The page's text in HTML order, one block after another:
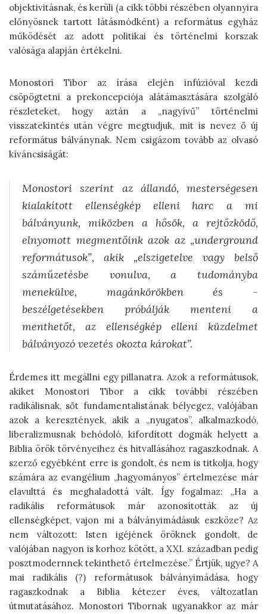
objektivitásnak, és kerüli (a cikk többi részében olyannyira
előnyösnek tartott látásmódként) a református egyház
működését az adott politikai és történelmi korszak
valósága alapján értékelni.
Monostori Tibor az írása elején infúzióval kezdi
csöpögtetni a prekoncepciója alátámasztására szolgáló
részleteket, hogy aztán a „nagyívű” történelmi
visszatekintés után végre megtudjuk, mit is nevez ő új
református bálványnak. Nem csigázom tovább az olvasó
kíváncsiságát:
Monostori szerint az állandó, mesterségesen
kialakított ellenségkép elleni harc a mi
bálványunk, miközben a hősök, a rejtőzködő,
elnyomott megmentőink azok az „underground
reformátusok”, akik „elszigetelve vagy belső
száműzetésbe vonulva, a tudományba
menekülve, magánkörökben és -
beszélgetésekben próbálják menteni a
menthetőt, az ellenségkép elleni küzdelmet
bálványozó vezetés okozta károkat”.
Érdemes itt megállni egy pillanatra. Azok a reformátusok,
akiket Monostori Tibor a cikk további részében
radikálisnak, sőt fundamentalistának bélyegez, valójában
azok a keresztények, akik a „nyugatos”, alkalmazkodó,
liberalizmusnak behódoló, kifordított dogmák helyett a
Biblia örök törvényeihez és hitvallásához ragaszkodnak. A
szerző egyébként erre is gondolt, és nem is titkolja, hogy
számára az evangélium „hagyományos” értelmezése már
elavulttá és meghaladottá vált. Így fogalmaz: „Ha a
radikális reformátusok már azonosították az új
ellenségképet, vajon mi a bálványimádásuk eszköze? Az
nem változott: Isten igéjének öröknek gondolt, de
valójában nagyon is korhoz kötött, a XXI. században pedig
posztmodernnek tekinthető értelmezése.” Értjük, ugye? A
mai radikális (?) reformátusok bálványimádása, hogy
ragaszkodnak a Biblia kétezer éves, változatlan
útmutatásához. Monostori Tibornak ugyanakkor az már